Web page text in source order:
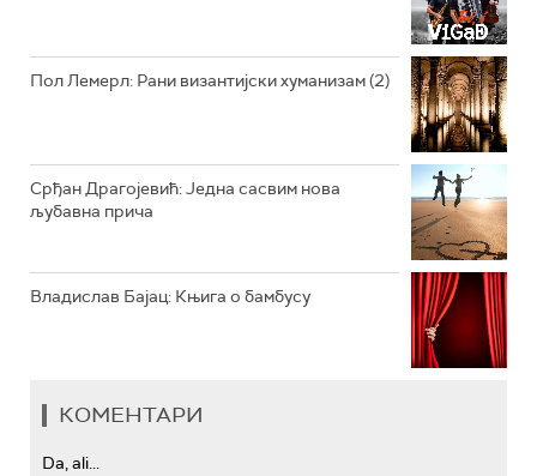
Пол Лемерл: Рани византијски хуманизам (2)
Срђан Драгојевић: Једна сасвим нова
љубавна прича
Владислав Бајац: Књига о бамбусу
КОМЕНТАРИ
Da, ali...